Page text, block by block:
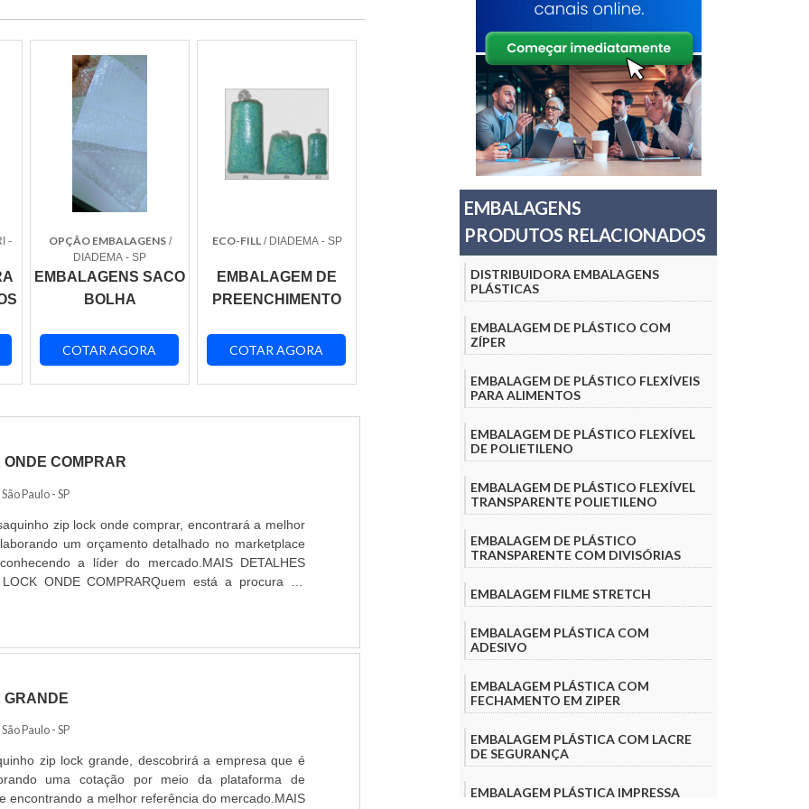
- OPÇÃO EMBALAGENS/
DIADEMA - SP
EMBALAGENS SACO
BOLHA
COTAR AGORA
ECO-FILL/ DIADEMA - SP
EMBALAGEM DE
PREENCHIMENTO
COTAR AGORA
COMPRAR
Paulo - SP
zip lock onde comprar, encontrará a melhor
um orçamento detalhado no marketplace
a líder do mercado.MAIS DETALHES
ONDE COMPRARQuem está a procura de
GRANDE
Paulo - SP
zip lock grande, descobrirá a empresa que é
uma cotação por meio da plataforma de
encontrando a melhor referência do mercado.MAIS
EMBALAGENS
PRODUTOS RELACIONADOS
DISTRIBUIDORA EMBALAGENS
PLÁSTICAS
EMBALAGEM DE PLÁSTICO COM
ZÍPER
EMBALAGEM DE PLÁSTICO FLEXÍVEIS
PARA ALIMENTOS
EMBALAGEM DE PLÁSTICO FLEXÍVEL
DE POLIETILENO
EMBALAGEM DE PLÁSTICO FLEXÍVEL
TRANSPARENTE POLIETILENO
EMBALAGEM DE PLÁSTICO
TRANSPARENTE COM DIVISÓRIAS
EMBALAGEM FILME STRETCH
EMBALAGEM PLÁSTICA COM
ADESIVO
EMBALAGEM PLÁSTICA COM
FECHAMENTO EM ZIPER
EMBALAGEM PLÁSTICA COM LACRE
DE SEGURANÇA
EMBALAGEM PLÁSTICA IMPRESSA